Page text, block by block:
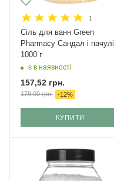
1
Сіль для ванн Green
Pharmacy Сандал і пачулі
1000 г
є в наявності
157,52 грн.
179,00грн. -12%
КУПИТИ